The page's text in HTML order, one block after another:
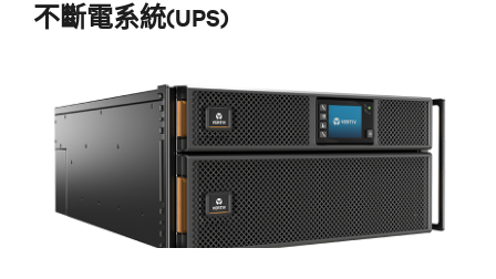
不斷電系統(UPS)